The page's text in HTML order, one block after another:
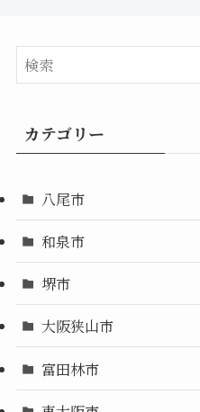
カテゴリー
八尾市
和泉市
堺市
大阪狭山市
富田林市